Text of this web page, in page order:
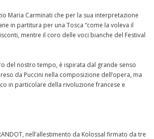
Maria Carminati che per la sua interpretazione
in partitura per una Tosca “come la voleva il
mentre il coro delle voci bianche del Festival
del nostro tempo, è ispirata dal grande senso
da Puccini nella composizione dell’opera, ma
in particolare della rivoluzione francese e
nell’allestimento da Kolossal firmato da tre